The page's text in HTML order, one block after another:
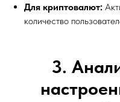
Для криптовалют:
количество
3.